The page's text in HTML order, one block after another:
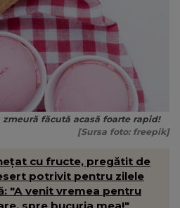
făcută acasă foarte rapid!
[Sursa foto: freepik]
cu fructe, pregătit de
potrivit pentru zilele
"A venit vremea pentru
spre bucuria mea!"